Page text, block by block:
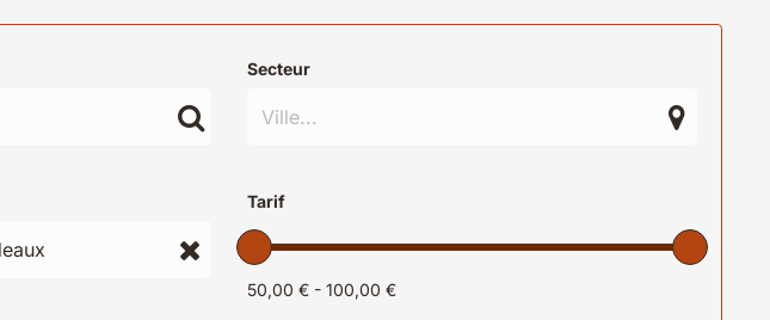
Secteur
Tarif
50,00 € - 100,00 €